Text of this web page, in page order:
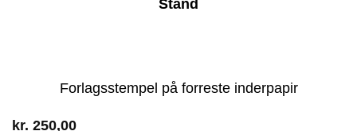
Stand
Forlagsstempel på forreste inderpapir
kr. 250,00